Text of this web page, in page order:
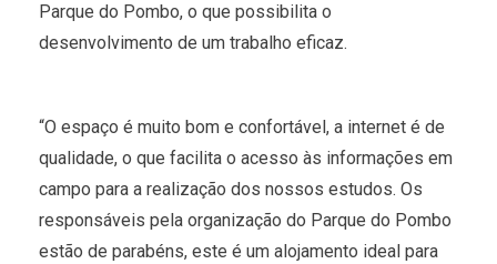
Parque do Pombo, o que possibilita o
desenvolvimento de um trabalho eficaz.
“O espaço é muito bom e confortável, a internet é de
qualidade, o que facilita o acesso às informações em
campo para a realização dos nossos estudos. Os
responsáveis pela organização do Parque do Pombo
estão de parabéns, este é um alojamento ideal para